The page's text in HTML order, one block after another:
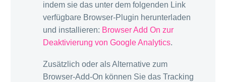
indem sie das unter dem folgenden Link
verfügbare Browser-Plugin herunterladen
und installieren: Browser Add On zur
Deaktivierung von Google Analytics.
Zusätzlich oder als Alternative zum
Browser-Add-On können Sie das Tracking